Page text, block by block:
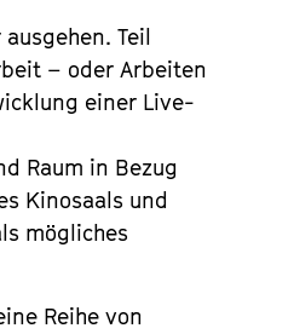
Teil
– oder Arbeiten
einer Live-
Raum in Bezug
Kinosaals und
mögliches
Reihe von